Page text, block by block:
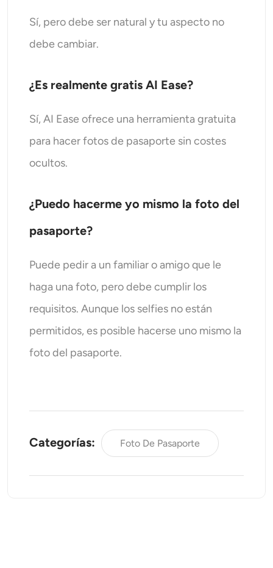
Sí, pero debe ser natural y tu aspecto no
debe cambiar.
¿Es realmente gratis AI Ease?
Sí, AI Ease ofrece una herramienta gratuita
para hacer fotos de pasaporte sin costes
ocultos.
¿Puedo hacerme yo mismo la foto del
pasaporte?
Puede pedir a un familiar o amigo que le
haga una foto, pero debe cumplir los
requisitos. Aunque los selfies no están
permitidos, es posible hacerse uno mismo la
foto del pasaporte.
Categorías: Foto De Pasaporte